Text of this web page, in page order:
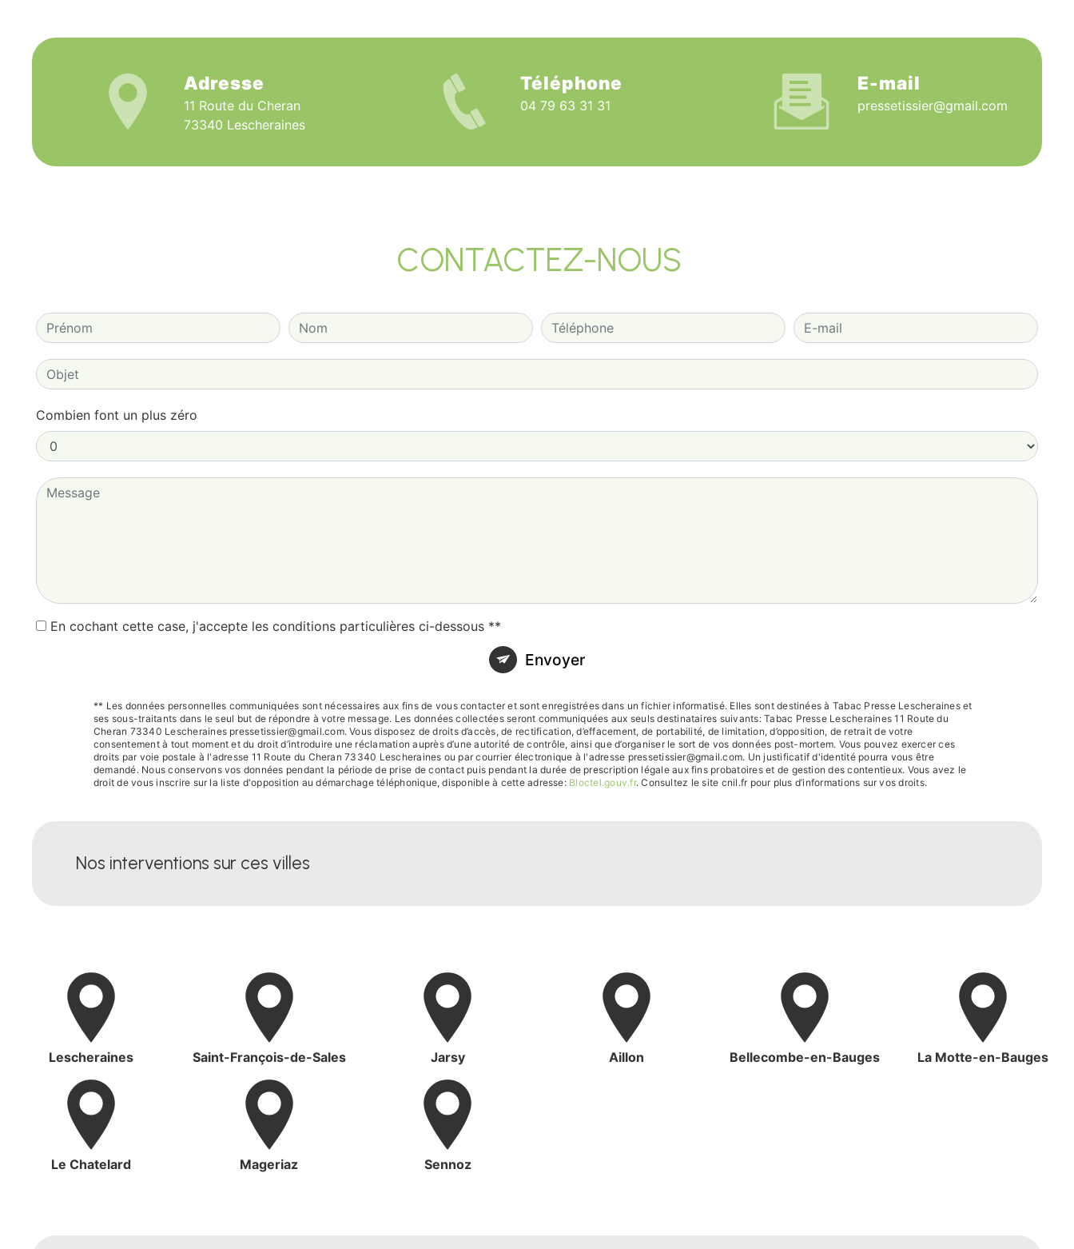
Adresse
11 Route du Cheran
73340 Lescheraines
Téléphone
04 79 63 31 31
E-mail
pressetissier@gmail.com
CONTACTEZ-NOUS
Combien font un plus zéro
En cochant cette case, j'accepte les conditions particulières ci-dessous **
Envoyer
** Les données personnelles communiquées sont nécessaires aux fins de vous contacter et sont enregistrées dans un fichier informatisé. Elles sont destinées à Tabac Presse Lescheraines et
ses sous-traitants dans le seul but de répondre à votre message. Les données collectées seront communiquées aux seuls destinataires suivants: Tabac Presse Lescheraines 11 Route du
Cheran 73340 Lescheraines pressetissier@gmail.com. Vous disposez de droits d’accès, de rectification, d’effacement, de portabilité, de limitation, d’opposition, de retrait de votre
consentement à tout moment et du droit d’introduire une réclamation auprès d’une autorité de contrôle, ainsi que d’organiser le sort de vos données post-mortem. Vous pouvez exercer ces
droits par voie postale à l'adresse 11 Route du Cheran 73340 Lescheraines ou par courrier électronique à l'adresse pressetissier@gmail.com. Un justificatif d'identité pourra vous être
demandé. Nous conservons vos données pendant la période de prise de contact puis pendant la durée de prescription légale aux fins probatoires et de gestion des contentieux. Vous avez le
droit de vous inscrire sur la liste d'opposition au démarchage téléphonique, disponible à cette adresse: Bloctel.gouv.fr. Consultez le site cnil.fr pour plus d’informations sur vos droits.
Nos interventions sur ces villes
Lescheraines Saint-François-de-Sales Jarsy Aillon Bellecombe-en-Bauges La Motte-en-Bauges
Le Chatelard Mageriaz Sennoz